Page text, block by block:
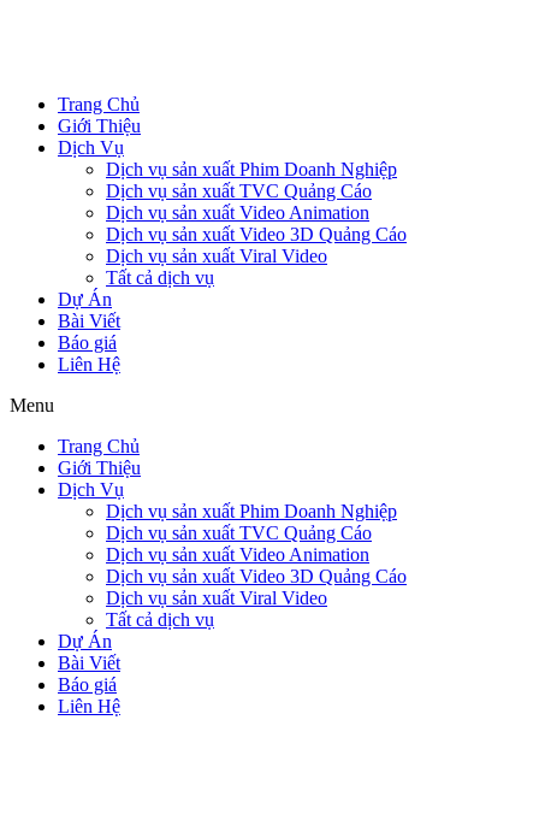
Trang Chủ
Giới Thiệu
Dịch Vụ
Dịch vụ sản xuất Phim Doanh Nghiệp
Dịch vụ sản xuất TVC Quảng Cáo
Dịch vụ sản xuất Video Animation
Dịch vụ sản xuất Video 3D Quảng Cáo
Dịch vụ sản xuất Viral Video
Tất cả dịch vụ
Dự Án
Bài Viết
Báo giá
Liên Hệ
Menu
Trang Chủ
Giới Thiệu
Dịch Vụ
Dịch vụ sản xuất Phim Doanh Nghiệp
Dịch vụ sản xuất TVC Quảng Cáo
Dịch vụ sản xuất Video Animation
Dịch vụ sản xuất Video 3D Quảng Cáo
Dịch vụ sản xuất Viral Video
Tất cả dịch vụ
Dự Án
Bài Viết
Báo giá
Liên Hệ